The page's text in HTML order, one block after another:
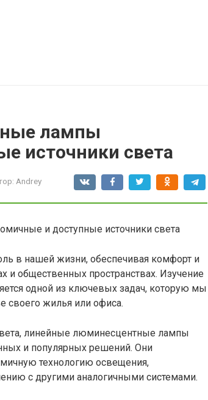
лампы
источники света
Andrey
и доступные источники света
в нашей жизни, обеспечивая комфорт и
и общественных пространствах. Изучение
одной из ключевых задач, которую мы
своего жилья или офиса.
линейные люминесцентные лампы
и популярных решений. Они
технологию освещения,
с другими аналогичными системами.